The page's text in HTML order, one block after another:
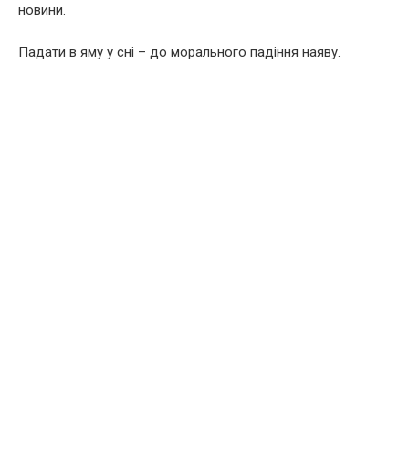
новини.
Падати в яму у сні – до морального падіння наяву.